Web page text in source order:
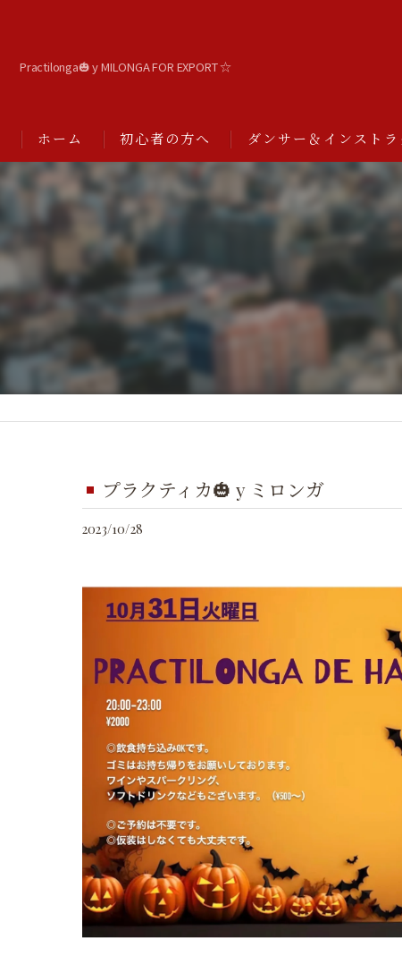
Practilonga🎃 y MILONGA FOR EXPORT ☆
ホーム 初心者の方へ ダンサー＆インストラ
プラクティカ🎃 y ミロンガ
2023/10/28